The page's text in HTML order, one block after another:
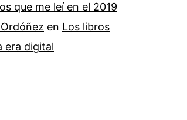
que me leí en el 2019
en Los libros
era digital